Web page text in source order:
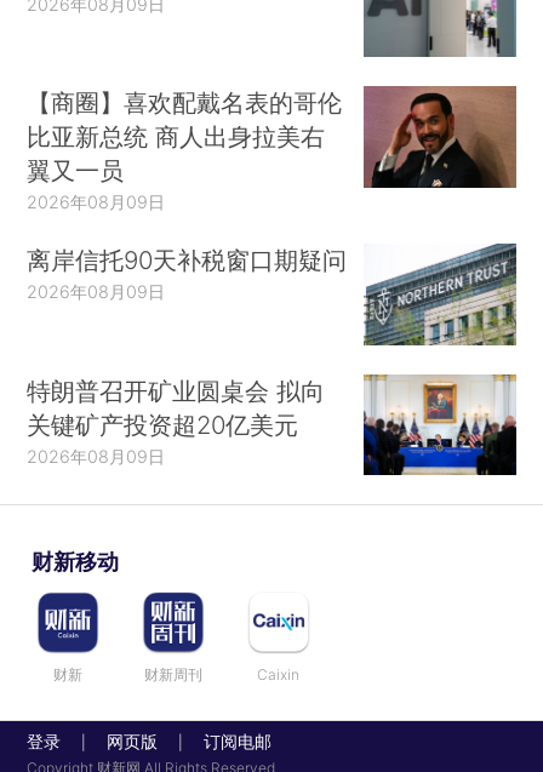
【商圈】喜欢配戴名表的哥伦
比亚新总统 商人出身拉美右
翼又一员
2026年08月09日
离岸信托90天补税窗口期疑问
2026年08月09日
特朗普召开矿业圆桌会 拟向
关键矿产投资超20亿美元
2026年08月09日
财新移动
财新 财新周刊 Caixin
登录 网页版 订阅电邮
Copyright 财新网 All Rights Reserved